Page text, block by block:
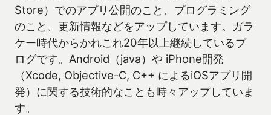
Store）でのアプリ公開のこと、プログラミング
のこと、更新情報などをアップしています。ガラ
ケー時代からかれこれ20年以上継続しているブ
ログです。Android（java）や iPhone開発
（Xcode, Objective-C, C++ によるiOSアプリ開
発）に関する技術的なことも時々アップしていま
す。